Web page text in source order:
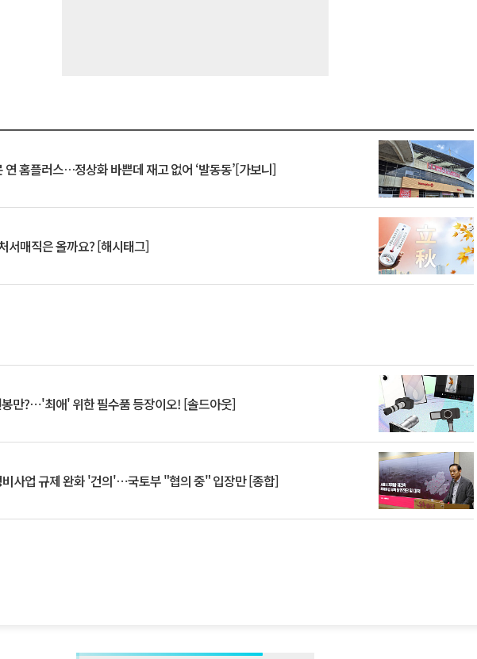
연 홈플러스…정상화 바쁜데 재고 없어 ‘발동동’[가보니]
서매직은 올까요? [해시태그]
만?⋯'최애' 위한 필수품 등장이오! [솔드아웃]
비사업 규제 완화 '건의'⋯국토부 "협의 중" 입장만 [종합]